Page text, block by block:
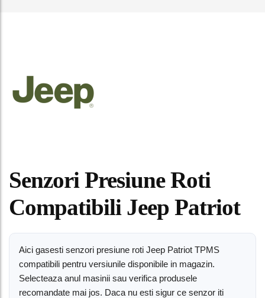
Senzori Presiune Roti
Compatibili Jeep Patriot
Aici gasesti senzori presiune roti Jeep Patriot TPMS
compatibili pentru versiunile disponibile in magazin.
Selecteaza anul masinii sau verifica produsele
recomandate mai jos. Daca nu esti sigur ce senzor iti